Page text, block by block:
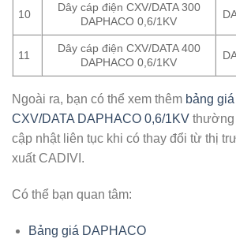
10
Dây cáp điện CXV/DATA 300
DAPHACO 0,6/1KV
11
Dây cáp điện CXV/DATA 400
DAPHACO 0,6/1KV
Ngoài ra, bạn có thể xem thêm bảng
CXV/DATA DAPHACO 0,6/1KV thường
cập nhật liên tục khi có thay đổi từ thị
xuất CADIVI.
Có thể bạn quan tâm:
Bảng giá DAPHACO